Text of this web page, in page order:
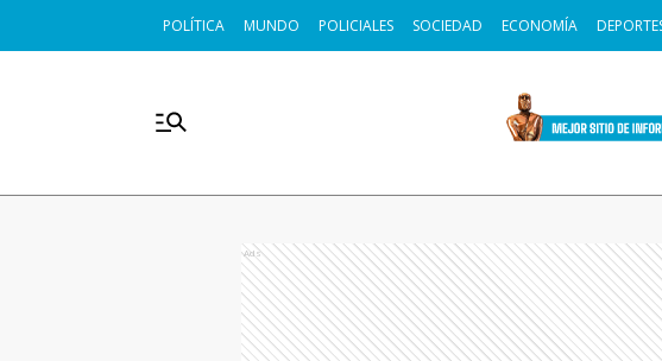
POLÍTICA MUNDO POLICIALES SOCIEDAD ECONOMÍA
Ads